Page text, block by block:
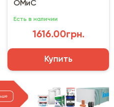
ОМиС
Есть в наличии
1616.00грн.
Купить